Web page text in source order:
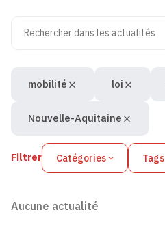
Recherche
Filtrer Catégories Tags
mobilité loi
Nouvelle-Aquitaine
Aucune actualité